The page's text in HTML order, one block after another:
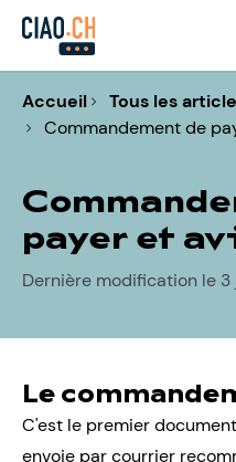
Accueil
Tous les
Commandement de
payer et
Dernière modification le 3
Le
C'est le premier
envoie par courrier